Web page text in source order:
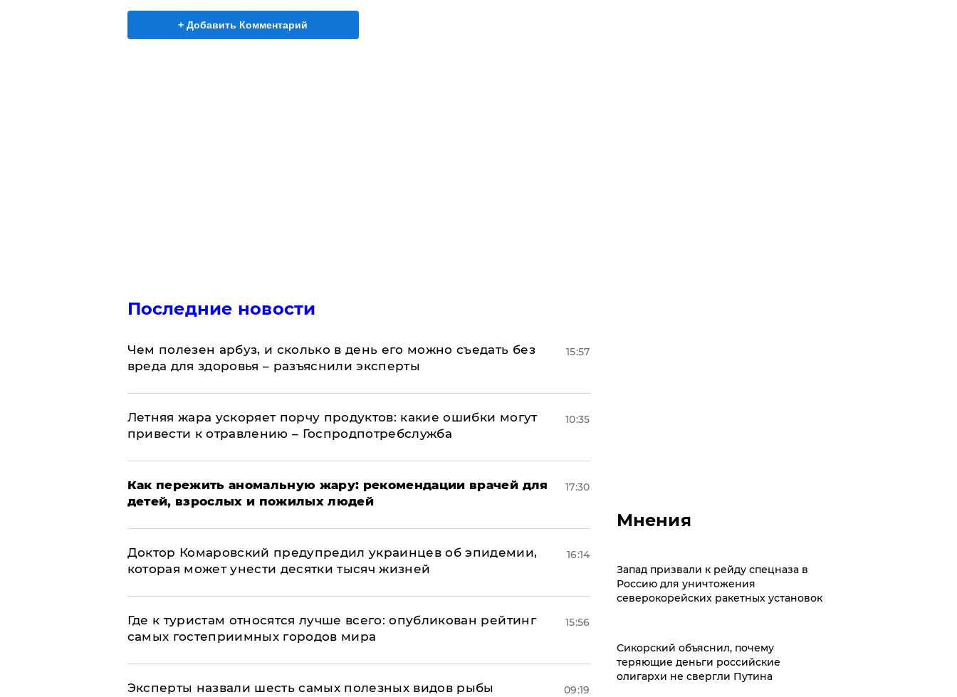
+ Добавить Комментарий
Последние новости
Чем полезен арбуз, и сколько в день его можно съедать без
вреда для здоровья – разъяснили эксперты
15:57
Летняя жара ускоряет порчу продуктов: какие ошибки могут
привести к отравлению – Госпродпотребслужба
10:35
Как пережить аномальную жару: рекомендации врачей для
детей, взрослых и пожилых людей
17:30
Доктор Комаровский предупредил украинцев об эпидемии,
которая может унести десятки тысяч жизней
16:14
Где к туристам относятся лучше всего: опубликован рейтинг
самых гостеприимных городов мира
15:56
Эксперты назвали шесть самых полезных видов рыбы 09:19
Мнения
Запад призвали к рейду спецназа в
Россию для уничтожения
северокорейских ракетных установок
Сикорский объяснил, почему
теряющие деньги российские
олигархи не свергли Путина